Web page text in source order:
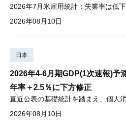
2026年08月10日
日本
2026年4-6月期GDP(1次速報)予
年率＋2.5％に下方修正
2026年08月10日